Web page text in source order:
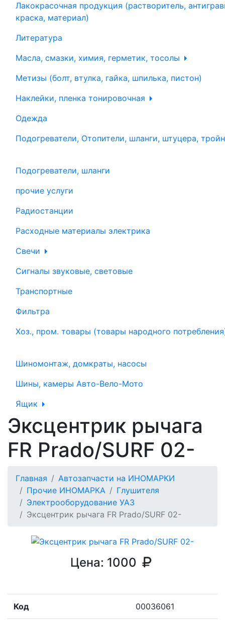
Лакокрасочная продукция (растворитель,
краска, материал)
Литература
Масла, смазки, химия, герметик, тосолы
Метизы (болт, втулка, гайка, шпилька, пистон)
Наклейки, пленка тонировочная
Одежда
Подогреватели, Отопители, шланги, штуцера,
Подогреватели, шланги
прочие услуги
Радиостанции
Расходные материалы электрика
Свечи
Сигналы звуковые, световые
Транспортные
Фильтра
Хоз., пром. товары (товары народного
Шиномонтаж, домкраты, насосы
Шины, камеры Авто-Вело-Мото
Ящик
Эксцентрик рычага
FR Prado/SURF 02-
Главная
Автозапчасти на ИНОМАРКИ
Прочие ИНОМАРКА
Глушителя
Электрооборудование УАЗ
Эксцентрик рычага FR Prado/SURF 02-
Цена: 1000
Код 00036061